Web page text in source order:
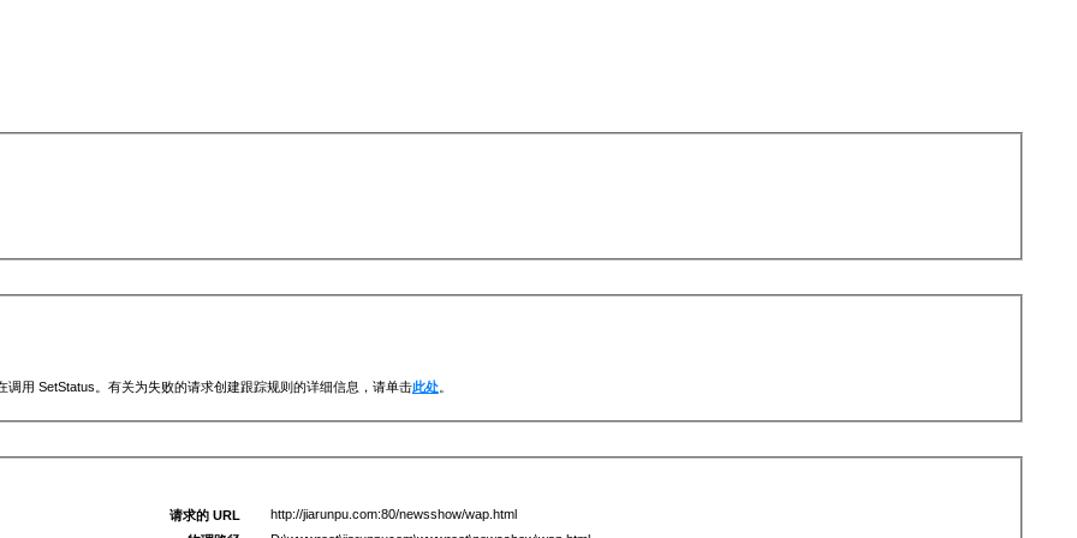
用 SetStatus。有关为失败的请求创建跟踪规则的详细信息，请单击此处。
请求的 URL
http://jiarunpu.com:80/newsshow/wap.html